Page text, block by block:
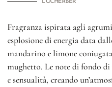
LOCHERBER
Fragranza ispirata agli
esplosione di energia data
mandarino e limone
mughetto. Le note di fondo
e sensualità, creando